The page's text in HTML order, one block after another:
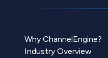
Why ChannelEngine?
Industry Overview